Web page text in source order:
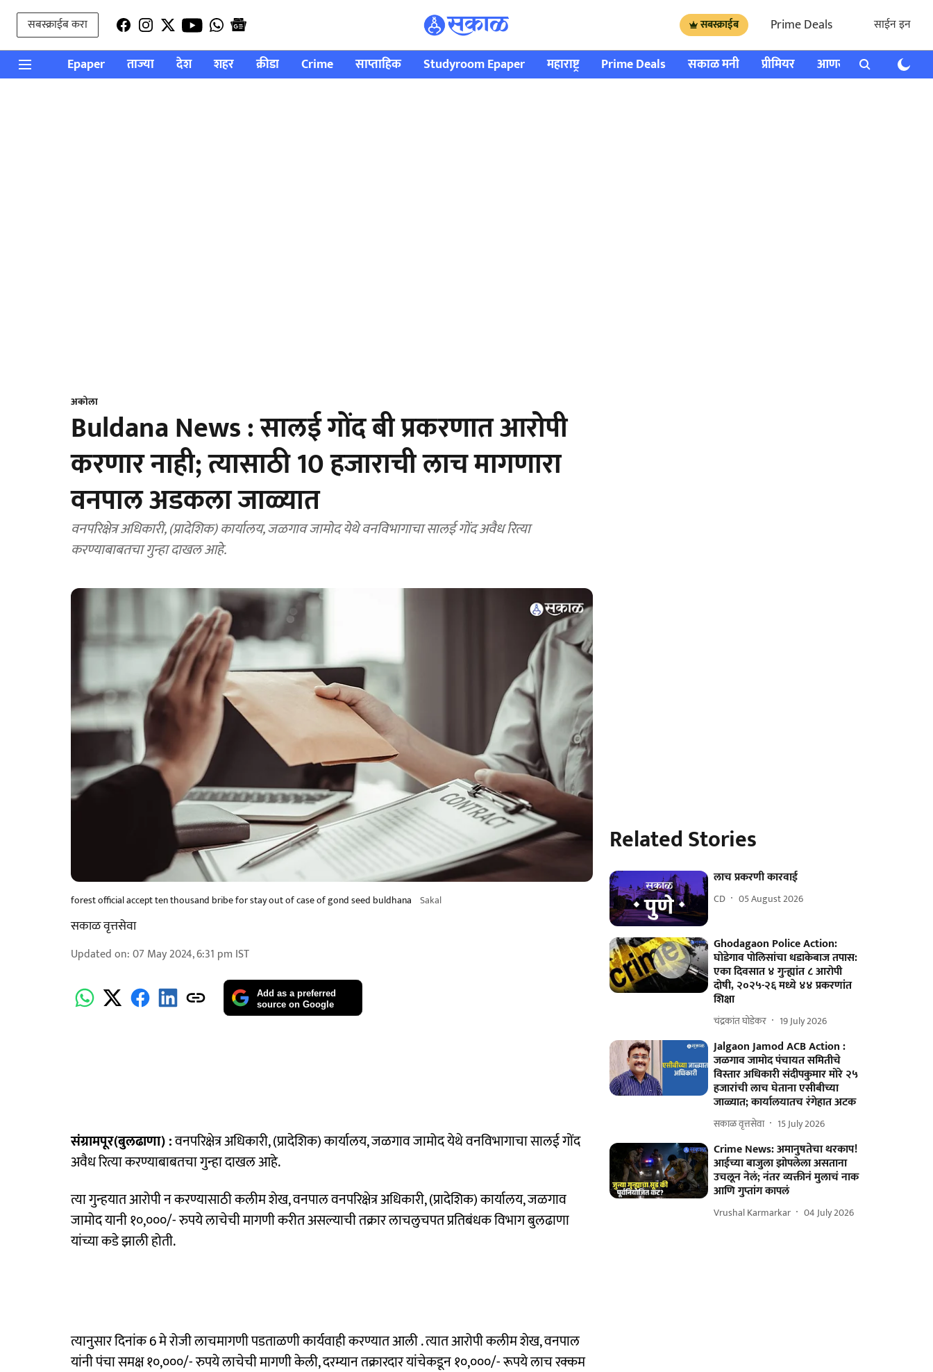
सबस्क्राईब करा सबस्क्राईब Prime Deals साईन इन
Epaper ताज्या देश शहर क्रीडा Crime साप्ताहिक Studyroom Epaper महाराष्ट्र Prime Deals सकाळ मनी प्रीमियर आणखी राशी भविष्य
अकोला
Buldana News : सालई गोंद बी प्रकरणात आरोपी
करणार नाही; त्यासाठी 10 हजाराची लाच मागणारा
वनपाल अडकला जाळ्यात
वनपरिक्षेत्र अधिकारी, (प्रादेशिक) कार्यालय, जळगाव जामोद येथे वनविभागाचा सालई गोंद अवैध रित्या
करण्याबाबतचा गुन्हा दाखल आहे.
forest official accept ten thousand bribe for stay out of case of gond seed buldhana Sakal
सकाळ वृत्तसेवा
Updated on:07 May 2024, 6:31 pm IST
Add as a preferred
source on Google
संग्रामपूर(बुलढाणा) :वनपरिक्षेत्र अधिकारी, (प्रादेशिक) कार्यालय, जळगाव जामोद येथे वनविभागाचा सालई गोंद
अवैध रित्या करण्याबाबतचा गुन्हा दाखल आहे.
त्या गुन्हयात आरोपी न करण्यासाठी कलीम शेख, वनपाल वनपरिक्षेत्र अधिकारी, (प्रादेशिक) कार्यालय, जळगाव
जामोद यानी १०,०००/- रुपये लाचेची मागणी करीत असल्याची तक्रार लाचलुचपत प्रतिबंधक विभाग बुलढाणा
यांच्या कडे झाली होती.
त्यानुसार दिनांक 6 मे रोजी लाचमागणी पडताळणी कार्यवाही करण्यात आली . त्यात आरोपी कलीम शेख, वनपाल
यांनी पंचा समक्ष १०,०००/- रुपये लाचेची मागणी केली, दरम्यान तक्रारदार यांचेकडून १०,०००/- रूपये लाच रक्कम
Related Stories
लाच प्रकरणी कारवाई
CD 05 August 2026
Ghodagaon Police Action:
घोडेगाव पोलिसांचा धडाकेबाज तपास:
एका दिवसात ४ गुन्ह्यांत ८ आरोपी
दोषी, २०२५-२६ मध्ये ४४ प्रकरणांत
शिक्षा
चंद्रकांत घोडेकर 19 July 2026
Jalgaon Jamod ACB Action :
जळगाव जामोद पंचायत समितीचे
विस्तार अधिकारी संदीपकुमार मोरे २५
हजारांची लाच घेताना एसीबीच्या
जाळ्यात; कार्यालयातच रंगेहात अटक
सकाळ वृत्तसेवा 15 July 2026
Crime News: अमानुषतेचा थरकाप!
आईच्या बाजुला झोपलेला असताना
उचलून नेलं; नंतर व्यक्तीनं मुलाचं नाक
आणि गुप्तांग कापलं
Vrushal Karmarkar 04 July 2026